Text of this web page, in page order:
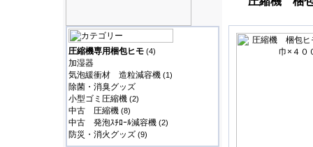
圧縮機専用梱包ヒモ (4)
加湿器
気泡緩衝材 造粒減容機 (1)
除菌・消臭グッズ
小型ゴミ圧縮機 (2)
中古 圧縮機 (8)
中古 発泡ｽﾁﾛｰﾙ減容機 (2)
防災・消火グッズ (9)